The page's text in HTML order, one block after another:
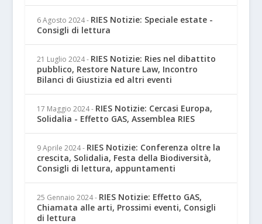
6 Agosto 2024 - RIES Notizie: Speciale estate -
Consigli di lettura
21 Luglio 2024 - RIES Notizie: Ries nel dibattito
pubblico, Restore Nature Law, Incontro
Bilanci di Giustizia ed altri eventi
17 Maggio 2024 - RIES Notizie: Cercasi Europa,
Solidalia - Effetto GAS, Assemblea RIES
9 Aprile 2024 - RIES Notizie: Conferenza oltre la
crescita, Solidalia, Festa della Biodiversità,
Consigli di lettura, appuntamenti
25 Gennaio 2024 - RIES Notizie: Effetto GAS,
Chiamata alle arti, Prossimi eventi, Consigli
di lettura